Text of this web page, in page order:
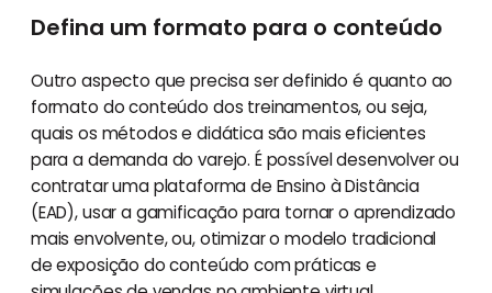
Defina um formato para o conteúdo
Outro aspecto que precisa ser definido é quanto ao
formato do conteúdo dos treinamentos, ou seja,
quais os métodos e didática são mais eficientes
para a demanda do varejo. É possível desenvolver ou
contratar uma plataforma de Ensino à Distância
(EAD), usar a gamificação para tornar o aprendizado
mais envolvente, ou, otimizar o modelo tradicional
de exposição do conteúdo com práticas e